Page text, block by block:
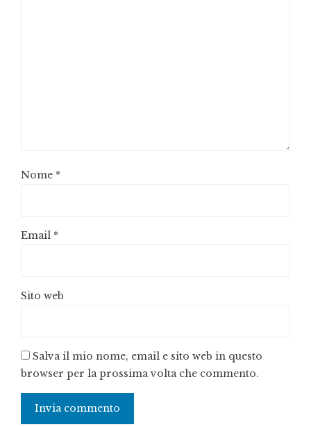
Nome *
Email *
Sito web
Salva il mio nome, email e sito web in questo
browser per la prossima volta che commento.